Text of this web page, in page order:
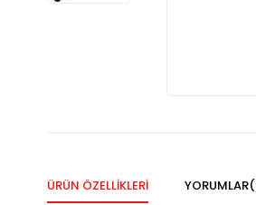
ÜRÜN ÖZELLIKLERI YORUMLAR